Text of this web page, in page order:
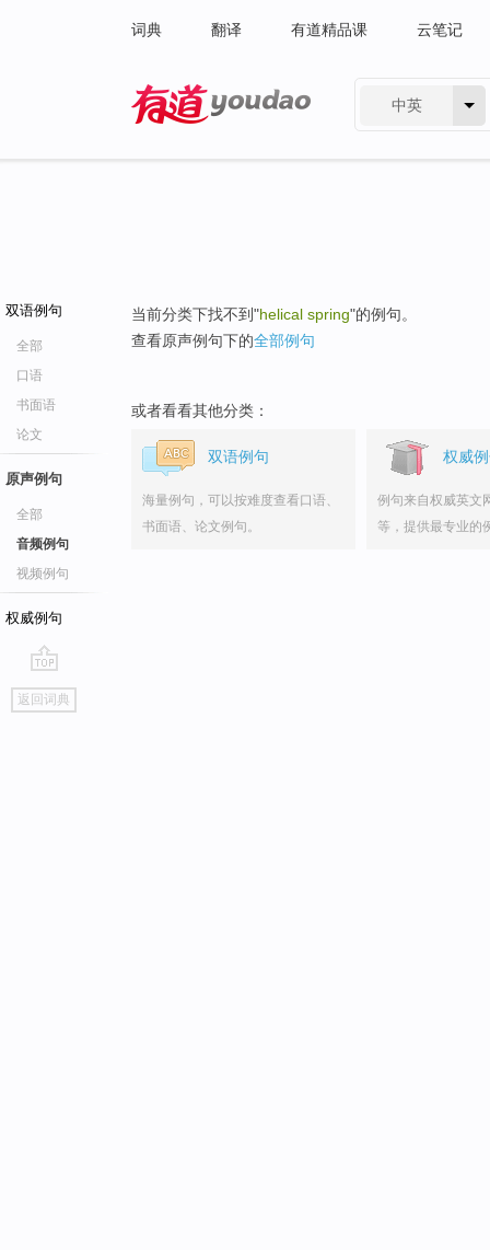
词典 翻译 有道精品课 云笔记
中英
双语例句
全部
口语
书面语
论文
原声例句
全部
音频例句
视频例句
权威例句
go
top
返回词典
当前分类下找不到"helical spring"的例句。
查看原声例句下的全部例句
或者看看其他分类：
双语例句
海量例句，可以按难度查看口语、
书面语、论文例句。
权威
例句来自权威英文
等，提供最专业的